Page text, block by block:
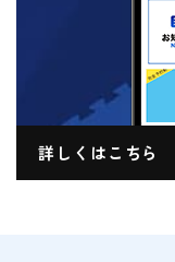
詳しくはこちら